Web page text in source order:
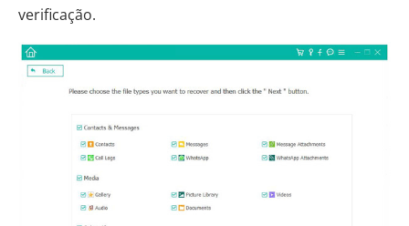
verificação.